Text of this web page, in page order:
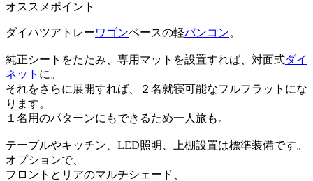
オススメポイント
ダイハツアトレーワゴンベースの軽バンコン。
純正シートをたたみ、専用マットを設置すれば、対面式ダイ
ネット に。
それをさらに展開すれば、２名就寝可能なフルフラットにな
ります。
１名用のパターンにもできるため一人旅も。
テーブルやキッチン、LED照明、上棚設置は標準装備です。
オプションで、
フロントとリアのマルチシェード、